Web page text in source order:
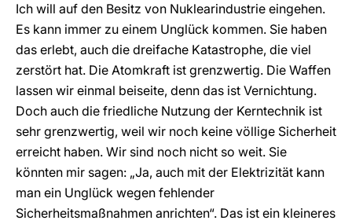
Ich will auf den Besitz von Nuklearindustrie eingehen.
Es kann immer zu einem Unglück kommen. Sie haben
das erlebt, auch die dreifache Katastrophe, die viel
zerstört hat. Die Atomkraft ist grenzwertig. Die Waffen
lassen wir einmal beiseite, denn das ist Vernichtung.
Doch auch die friedliche Nutzung der Kerntechnik ist
sehr grenzwertig, weil wir noch keine völlige Sicherheit
erreicht haben. Wir sind noch nicht so weit. Sie
könnten mir sagen: „Ja, auch mit der Elektrizität kann
man ein Unglück wegen fehlender
Sicherheitsmaßnahmen anrichten“. Das ist ein kleineres